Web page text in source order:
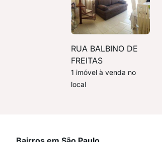
RUA BALBINO DE
FREITAS
1 imóvel à venda no
local